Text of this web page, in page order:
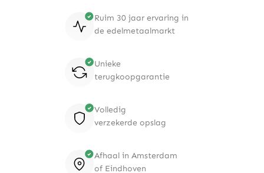
Ruim 30 jaar ervaring in
de edelmetaalmarkt
Unieke
terugkoopgarantie
Volledig
verzekerde opslag
Afhaal in Amsterdam
of Eindhoven